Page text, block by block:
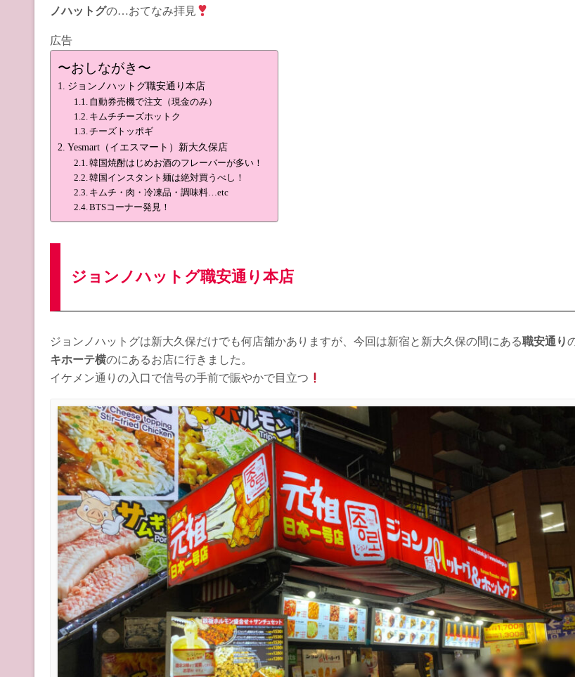
ノハットグの…おてなみ拝見
広告
〜おしながき〜
ジョンノハットグ職安通り本店
自動券売機で注文（現金のみ）
キムチチーズホットク
チーズトッポギ
Yesmart（イエスマート）新大久保店
韓国焼酎はじめお酒のフレーバーが多い！
韓国インスタント麺は絶対買うべし！
キムチ・肉・冷凍品・調味料…etc
BTSコーナー発見！
ジョンノハットグ職安通り本店
ジョンノハットグは新大久保だけでも何店舗かありますが、今回は新宿と新大久保の間にある職安通り
キホーテ横のにあるお店に行きました。
イケメン通りの入口で信号の手前で賑やかで目立つ